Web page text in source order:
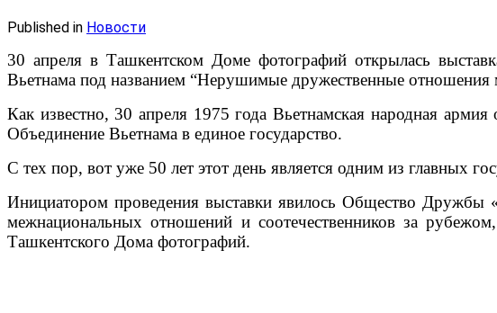
Published in Новости
30 апреля в Ташкентском Доме фотографий открылась
Вьетнама под названием “Нерушимые дружественные
Как известно, 30 апреля 1975 года Вьетнамская народная
Объединение Вьетнама в единое государство.
С тех пор, вот уже 50 лет этот день является одним из главных
Инициатором проведения выставки явилось Общество Дружбы
межнациональных отношений и соотечественников за
Ташкентского Дома фотографий.